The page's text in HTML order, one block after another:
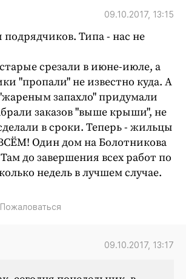
09.10.2017, 13:15
подрядчиков. Типа - нас не
срезали в июне-июле, а
"пропали" не известно куда. А
запахло" придумали
заказов "выше крыши", не
в сроки. Теперь - жильцы
Один дом на Болотникова
до завершения всех работ по
недель в лучшем случае.
Пожаловаться
09.10.2017, 13:17